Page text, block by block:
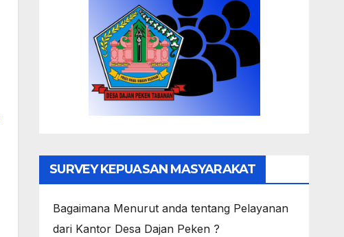
SURVEY KEPUASAN MASYARAKAT
Bagaimana Menurut anda tentang Pelayanan
dari Kantor Desa Dajan Peken ?